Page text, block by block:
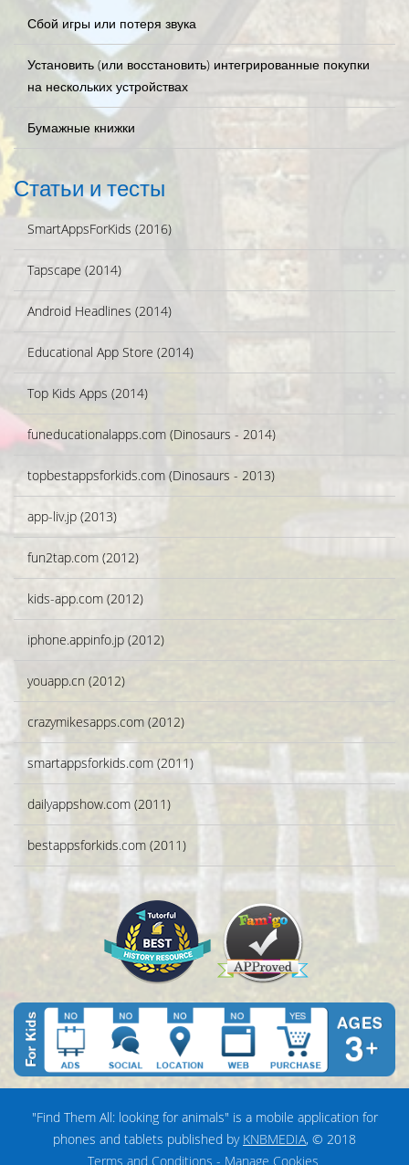
Сбой игры или потеря звука
Установить (или восстановить) интегрированные покупки
на нескольких устройствах
Бумажные книжки
Статьи и тесты
SmartAppsForKids (2016)
Tapscape (2014)
Android Headlines (2014)
Educational App Store (2014)
Top Kids Apps (2014)
funeducationalapps.com (Dinosaurs - 2014)
topbestappsforkids.com (Dinosaurs - 2013)
app-liv.jp (2013)
fun2tap.com (2012)
kids-app.com (2012)
iphone.appinfo.jp (2012)
youapp.cn (2012)
crazymikesapps.com (2012)
smartappsforkids.com (2011)
dailyappshow.com (2011)
bestappsforkids.com (2011)
"Find Them All: looking for animals" is a mobile application for
phones and tablets published by KNBMEDIA, © 2018
Terms and Conditions - Manage Cookies